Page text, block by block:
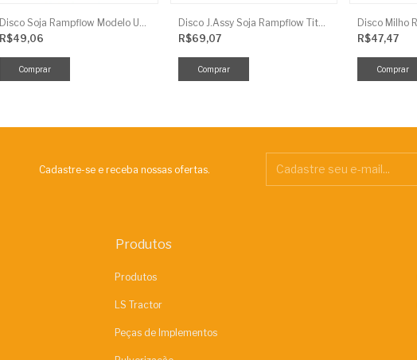
Disco Soja Rampflow Modelo Universal 90F 9Mm Lilás J.Assy
R$49,06
Disco J.Assy Soja Rampflow Titanium 56 Furos Lilas - 9M
R$69,07
R$47,47
Cadastre-se e receba nossas ofertas.
Produtos
Produtos
LS Tractor
Peças de Implementos